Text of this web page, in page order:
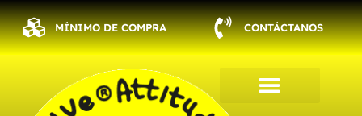
Ir
al
contenido
MÍNIMO DE COMPRA CONTÁCTANOS